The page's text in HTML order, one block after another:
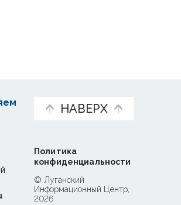
НАВЕРХ
Политика
конфиденциальности
© Луганский
Информационный Центр,
2026